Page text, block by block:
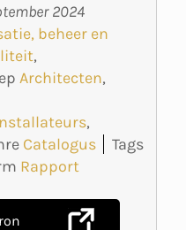
2024
beheer en
,
Architecten,
,
Catalogus
Tags
Rapport